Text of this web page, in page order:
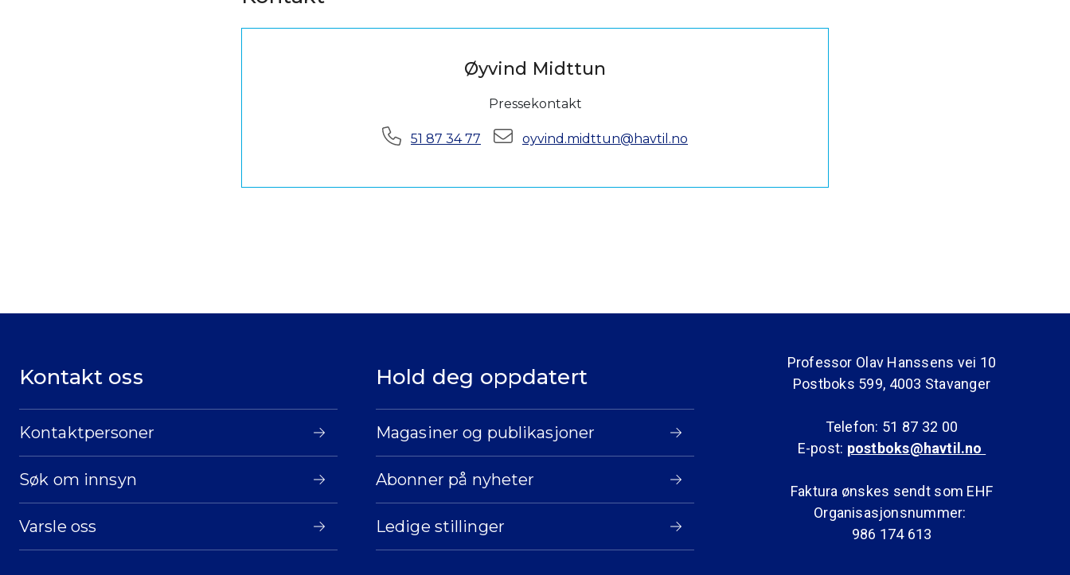
Øyvind Midttun
Pressekontakt
Telefon:51 87 34 77 E-post:oyvind.midttun@havtil.no
Kontakt oss
Kontaktpersoner
Søk om innsyn
Varsle oss
Hold deg oppdatert
Magasiner og publikasjoner
Abonner på nyheter
Ledige stillinger
Professor Olav Hanssens vei 10
Postboks 599, 4003 Stavanger
Telefon: 51 87 32 00
E-post: postboks@havtil.no
Faktura ønskes sendt som EHF
Organisasjonsnummer:
986 174 613